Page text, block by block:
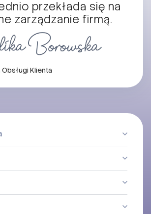
przekłada się na
zarządzanie firmą.
Klienta